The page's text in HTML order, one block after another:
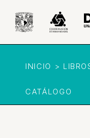
INICIO >
CATÁLOGO